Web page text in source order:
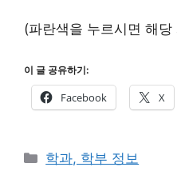
(파란색을 누르시면 해
이 글 공유하기:
Facebook X
카
학과, 학부 정보